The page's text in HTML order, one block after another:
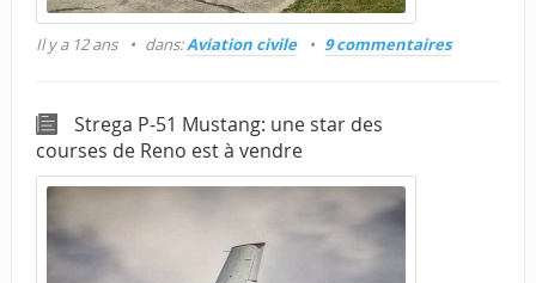
Il y a 12 ans dans:Aviation civile 9 commentaires
Strega P-51 Mustang: une star des
courses de Reno est à vendre